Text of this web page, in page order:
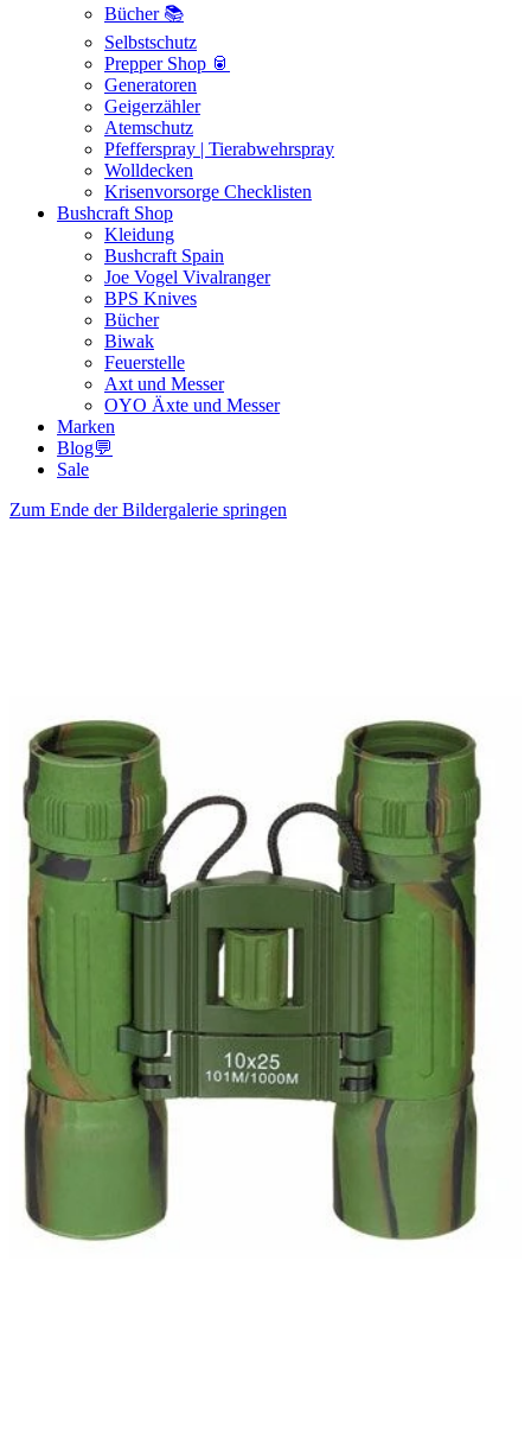
Bücher 📚
Selbstschutz
Prepper Shop 🥫
Generatoren
Geigerzähler
Atemschutz
Pfefferspray | Tierabwehrspray
Wolldecken
Krisenvorsorge Checklisten
Bushcraft Shop
Kleidung
Bushcraft Spain
Joe Vogel Vivalranger
BPS Knives
Bücher
Biwak
Feuerstelle
Axt und Messer
OYO Äxte und Messer
Marken
Blog💬
Sale
Zum Ende der Bildergalerie springen